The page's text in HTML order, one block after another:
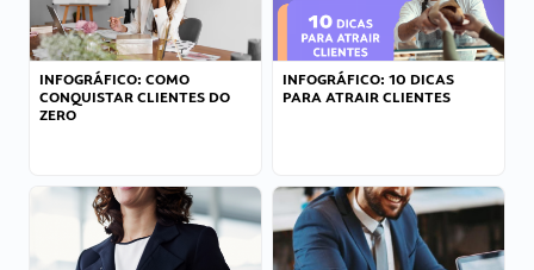
INFOGRÁFICO: COMO
CONQUISTAR CLIENTES DO
ZERO
INFOGRÁFICO: 10 DICAS
PARA ATRAIR CLIENTES